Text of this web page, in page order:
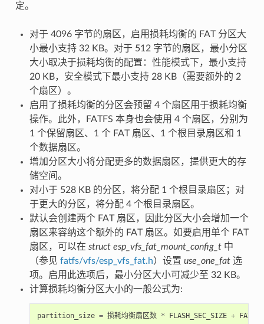
定。
对于 4096 字节的扇区，启用损耗均衡的 FAT 分区大
小最小支持 32 KB。对于 512 字节的扇区，最小分区
大小取决于损耗均衡的配置：性能模式下，最小支持
20 KB，安全模式下最小支持 28 KB（需要额外的 2
个扇区）。
启用了损耗均衡的分区会预留 4 个扇区用于损耗均衡
操作。此外，FATFS 本身也会使用 4 个扇区，分别为
1 个保留扇区、1 个 FAT 扇区、1 个根目录扇区和 1
个数据扇区。
增加分区大小将分配更多的数据扇区，提供更大的存
储空间。
对小于 528 KB 的分区，将分配 1 个根目录扇区；对
于更大的分区，将分配 4 个根目录扇区。
默认会创建两个 FAT 扇区，因此分区大小会增加一个
扇区来容纳这个额外的 FAT 扇区。如要启用单个 FAT
扇区，可以在 struct esp_vfs_fat_mount_config_t中
（参见 fatfs/vfs/esp_vfs_fat.h）设置 use_one_fat选
项。启用此选项后，最小分区大小可减少至 32 KB。
计算损耗均衡分区大小的一般公式为:
partition_size = 损耗均衡扇区数 * FLASH_SEC_SIZE + FATFS